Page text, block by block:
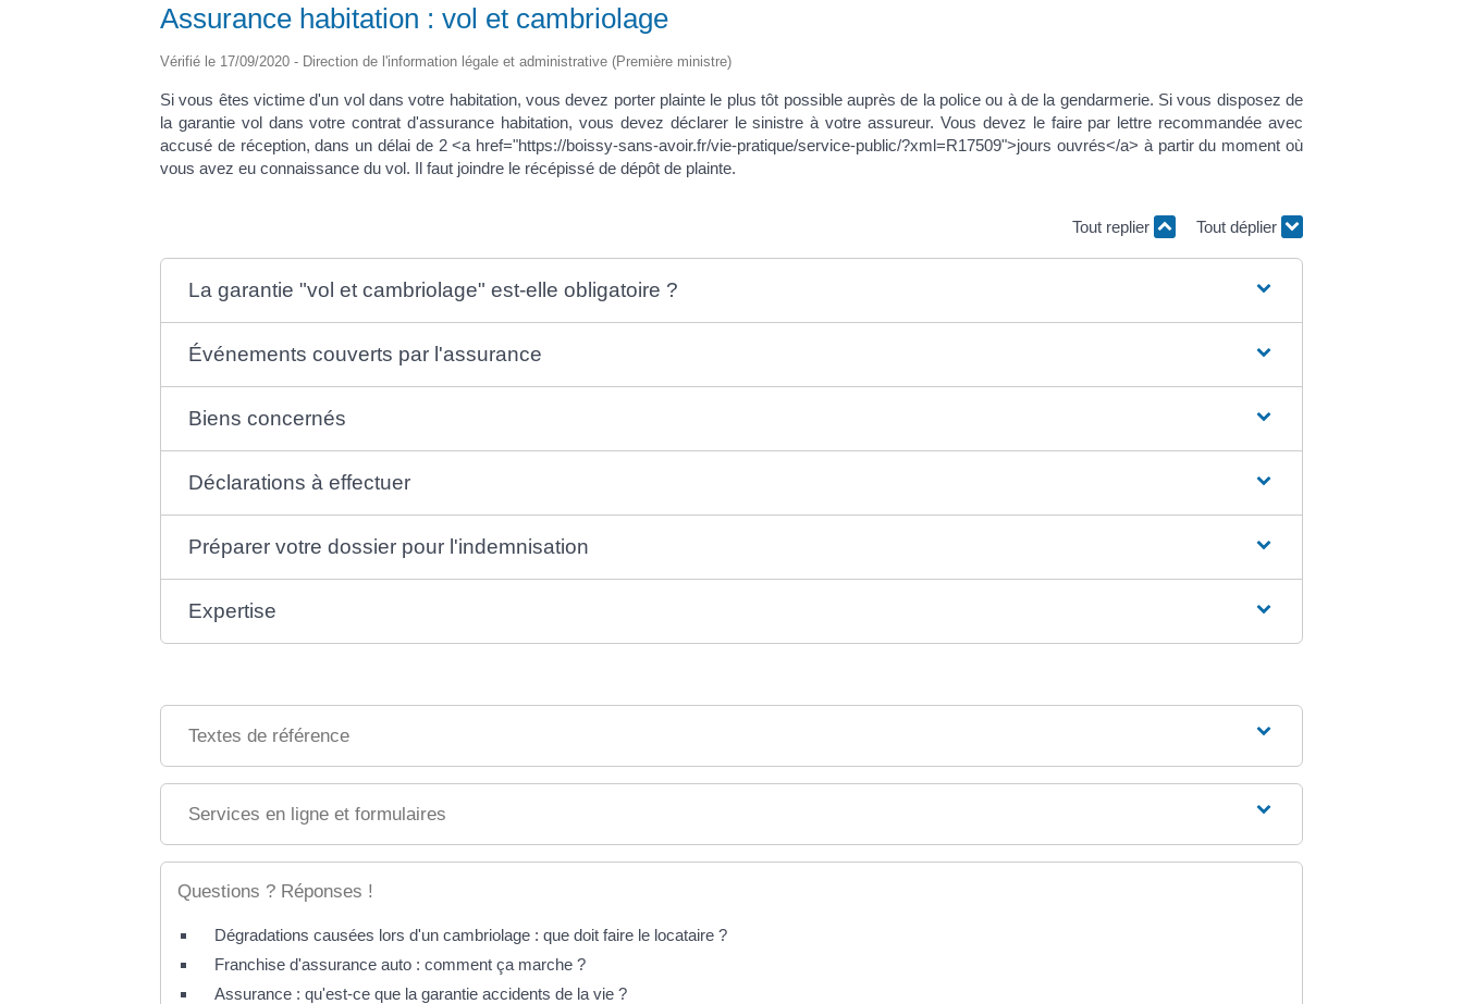
Assurance habitation : vol et cambriolage
Vérifié le 17/09/2020 - Direction de l'information légale et administrative (Première ministre)
Si vous êtes victime d'un vol dans votre habitation, vous devez porter plainte le plus tôt possible auprès de la police ou à de la gendarmerie. Si vous disposez de
la garantie vol dans votre contrat d'assurance habitation, vous devez déclarer le sinistre à votre assureur. Vous devez le faire par lettre recommandée avec
accusé de réception, dans un délai de 2 <a href="https://boissy-sans-avoir.fr/vie-pratique/service-public/?xml=R17509">jours ouvrés</a> à partir du moment où
vous avez eu connaissance du vol. Il faut joindre le récépissé de dépôt de plainte.
Tout replier Tout déplier
La garantie "vol et cambriolage" est-elle obligatoire ?
Événements couverts par l'assurance
Biens concernés
Déclarations à effectuer
Préparer votre dossier pour l'indemnisation
Expertise
Textes de référence
Services en ligne et formulaires
Questions ? Réponses !
Dégradations causées lors d'un cambriolage : que doit faire le locataire ?
Franchise d'assurance auto : comment ça marche ?
Assurance : qu'est-ce que la garantie accidents de la vie ?